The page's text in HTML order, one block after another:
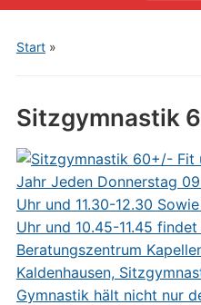
menu
Start»
Sitzgymnastik